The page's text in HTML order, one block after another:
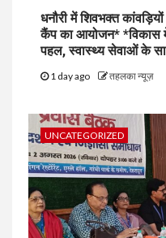
धनौरी में शिवभक्त
कैंप का आयोजन* *विकास
पहल, स्वास्थ्य सेवाओं के
1 day ago तहलका न्यूज़
UNCATEGORIZED